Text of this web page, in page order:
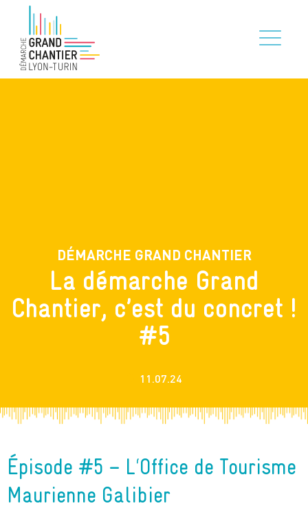
DÉMARCHE GRAND CHANTIER
La démarche Grand
Chantier, c’est du concret !
#5
11.07.24
Épisode #5 – L‘Office de Tourisme
Maurienne Galibier